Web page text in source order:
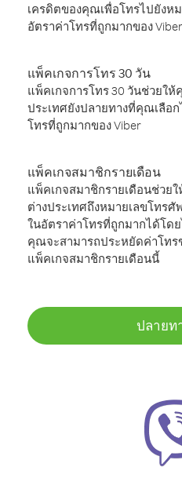
เครดิตของคุณเพื่อโทรไปยังห
อัตราค่าโทรที่ถูกมากของ Viber
แพ็คเกจการโทร 30 วัน
แพ็คเกจการโทร 30 วันช่วยใ
ประเทศยังปลายทางที่คุณเลือ
โทรที่ถูกมากของ Viber
แพ็คเกจสมาชิกรายเดือน
แพ็คเกจสมาชิกรายเดือนช่วย
ต่างประเทศถึงหมายเลขโทร
ในอัตราค่าโทรที่ถูกมากได้โด
คุณจะสามารถประหยัดค่าโท
แพ็คเกจสมาชิกรายเดือนนี้
ปลายท